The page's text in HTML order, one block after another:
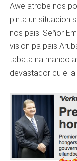
Awe atrobe nos
pinta un situacion
nos pais. Señor
vision pa pais
tabata na mando
devastador cu e la